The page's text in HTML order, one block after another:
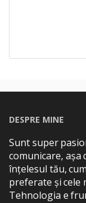
DESPRE MINE
Sunt super
comunicare, așa
înțelesul tău,
preferate și cele
Tehnologia e